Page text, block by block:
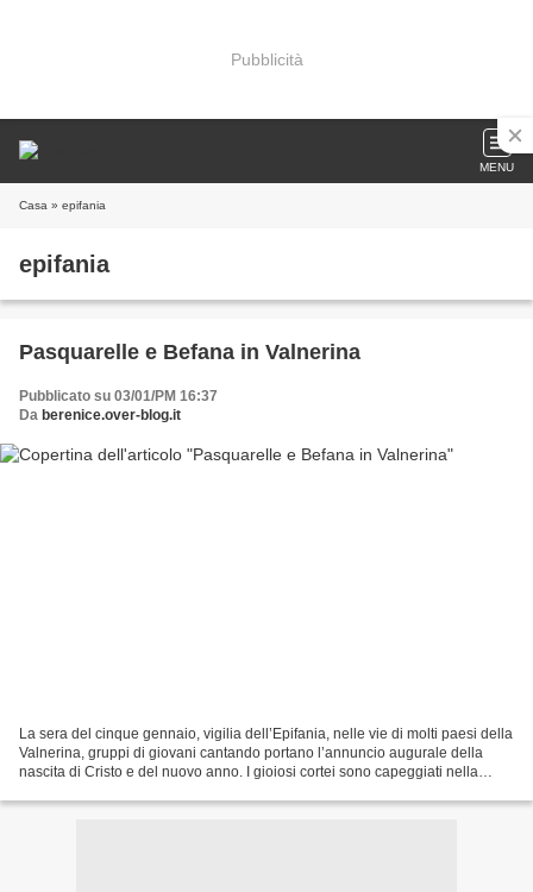
Pubblicità
MENU
Casa » epifania
epifania
Pasquarelle e Befana in Valnerina
Pubblicato su 03/01/PM 16:37
Da berenice.over-blog.it
La sera del cinque gennaio, vigilia dell’Epifania, nelle vie di molti paesi della
Valnerina, gruppi di giovani cantando portano l’annuncio augurale della
nascita di Cristo e del nuovo anno. I gioiosi cortei sono capeggiati nella